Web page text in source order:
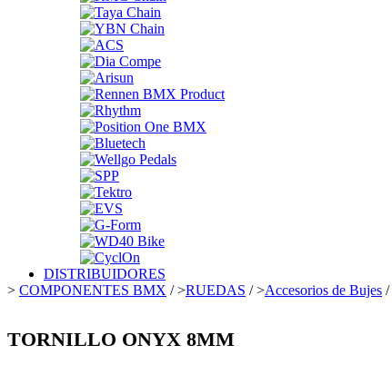
DISTRIBUIDORES
> COMPONENTES BMX />RUEDAS />Accesorios de Bujes /
TORNILLO ONYX 8MM